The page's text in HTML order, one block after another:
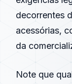
decorrentes
acessórias,
da
Note que